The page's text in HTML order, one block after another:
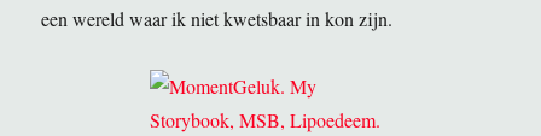
een wereld waar ik niet kwetsbaar in kon zijn.